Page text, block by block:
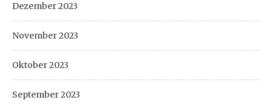
Dezember 2023
November 2023
Oktober 2023
September 2023